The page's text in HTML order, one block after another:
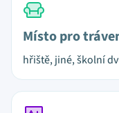
Místo pro
hřiště, jiné, školní